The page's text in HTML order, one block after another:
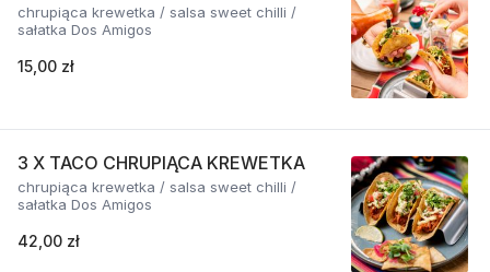
chrupiąca krewetka / salsa sweet chilli /
sałatka Dos Amigos
15,00 zł
3 X TACO CHRUPIĄCA KREWETKA
chrupiąca krewetka / salsa sweet chilli /
sałatka Dos Amigos
42,00 zł